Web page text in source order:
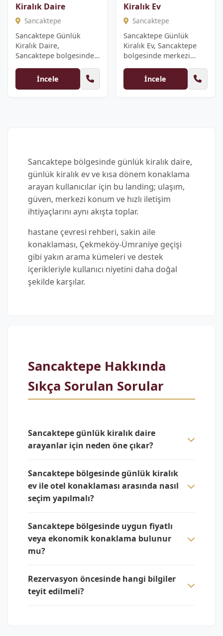
Kiralık Daire
Sancaktepe
Sancaktepe Günlük
Kiralık Daire,
Sancaktepe bolgesinde
rezervasyon, d...
İncele
Kiralık Ev
Sancaktepe
Sancaktepe Günlük
Kiralık Ev, Sancaktepe
bolgesinde merkezi
rezervasyon, duze...
İncele
Sancaktepe bölgesinde günlük kiralık daire,
günlük kiralık ev ve kısa dönem konaklama
arayan kullanıcılar için bu landing; ulaşım,
güven, merkezi konum ve hızlı iletişim
ihtiyaçlarını aynı akışta toplar.
hastane çevresi rehberi, sakin aile
konaklaması, Çekmeköy-Ümraniye geçişi
gibi yakın arama kümeleri ve destek
içerikleriyle kullanıcı niyetini daha doğal
şekilde karşılar.
Sancaktepe Hakkında
Sıkça Sorulan Sorular
Sancaktepe günlük kiralık daire
arayanlar için neden öne çıkar?
Sancaktepe bölgesinde günlük kiralık
ev ile otel konaklaması arasında nasıl
seçim yapılmalı?
Sancaktepe bölgesinde uygun fiyatlı
veya ekonomik konaklama bulunur
mu?
Rezervasyon öncesinde hangi bilgiler
teyit edilmeli?